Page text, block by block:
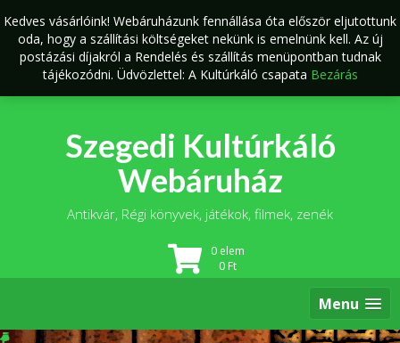
to
content
Szegedi Kultúrkáló
Webáruház
Antikvár, Régi könyvek, játékok, filmek, zenék
0 elem
0 Ft
Menu
Kedves vásárlóink! Webáruházunk fennállása óta először eljutottunk
oda, hogy a szállítási költségeket nekünk is emelnünk kell. Az új
postázási díjakról a Rendelés és szállítás menüpontban tudnak
tájékozódni. Üdvözlettel: A Kultúrkáló csapata Bezárás